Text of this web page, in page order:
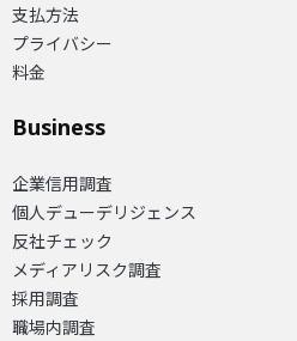
支払方法
プライバシー
料金
Business
企業信用調査
個人デューデリジェンス
反社チェック
メディアリスク調査
採用調査
職場内調査